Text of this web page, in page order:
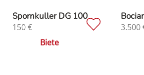
Spornkuller DG 100
150€
Biete
3.500